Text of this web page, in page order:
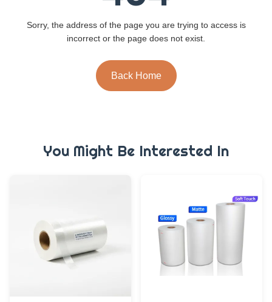
Sorry, the address of the page you are trying to access is
incorrect or the page does not exist.
Back Home
You Might Be Interested In